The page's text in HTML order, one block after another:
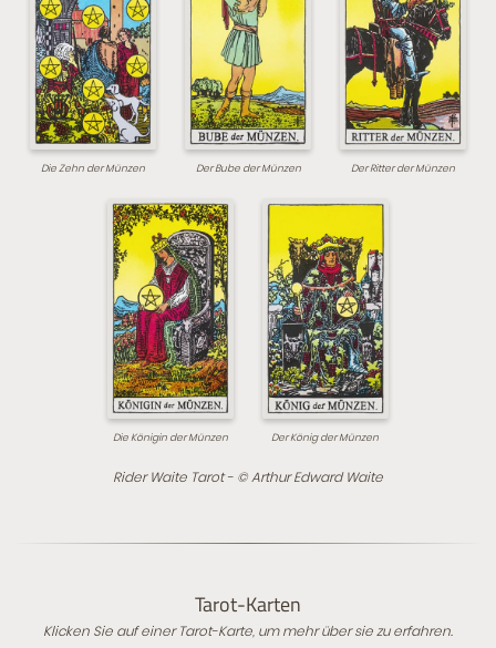
Die Zehn der Münzen Der Bube der Münzen Der Ritter der Münzen
Die Königin der Münzen Der König der Münzen
Rider Waite Tarot - © Arthur Edward Waite
Tarot-Karten
Klicken Sie auf einer Tarot-Karte, um mehr über sie zu erfahren.